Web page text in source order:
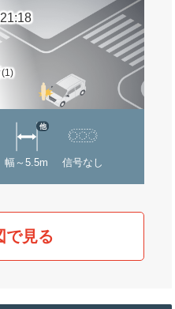
(1)
幅～5.5m
他
信号なし
で見る